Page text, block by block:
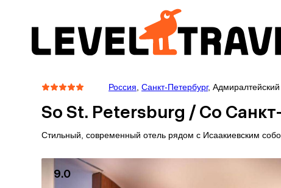
Россия Санкт-Петербург,
So St. Petersburg / Со
Стильный, современный отель рядом с Исаакиевским
9.0